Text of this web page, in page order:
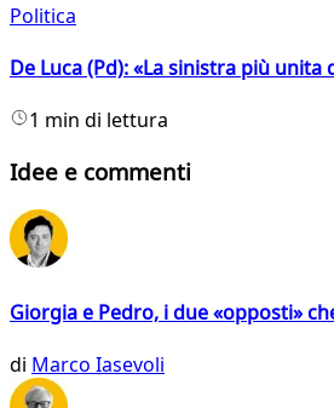
Politica
De Luca (Pd): «La sinistra più
1 min di lettura
Idee e commenti
Giorgia e Pedro, i due «opposti»
di Marco Iasevoli